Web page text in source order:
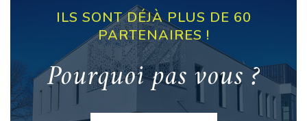
ILS SONT DÉJÀ PLUS DE 60
PARTENAIRES !
Pourquoi pas vous ?